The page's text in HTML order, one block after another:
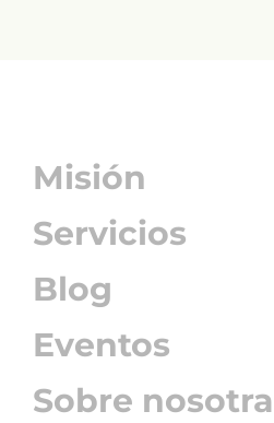
Misión
Servicios
Blog
Eventos
Sobre